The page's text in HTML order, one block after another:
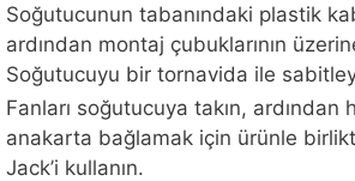
Soğutucunun tabanındaki plastik
ardından montaj çubuklarının
Soğutucuyu bir tornavida ile
Fanları soğutucuya takın, ardından
anakarta bağlamak için ürünle
Jack’i kullanın.